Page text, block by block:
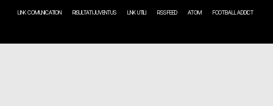
LINK COMUNICATION RISULTATI JUVENTUS LINK UTILI RSS FEED ATOM FOOTBALL ADDICT